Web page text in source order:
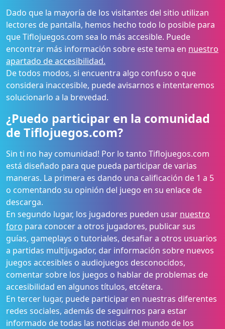
Dado que la mayoría de los visitantes del sitio utilizan
lectores de pantalla, hemos hecho todo lo posible para
que Tiflojuegos.com sea lo más accesible. Puede
encontrar más información sobre este tema en nuestro
apartado de accesibilidad.
De todos modos, si encuentra algo confuso o que
considera inaccesible, puede avisarnos e intentaremos
solucionarlo a la brevedad.
¿Puedo participar en la comunidad
de Tiflojuegos.com?
Sin ti no hay comunidad! Por lo tanto Tiflojuegos.com
está diseñado para que pueda participar de varias
maneras. La primera es dando una calificación de 1 a 5
o comentando su opinión del juego en su enlace de
descarga.
En segundo lugar, los jugadores pueden usar nuestro
foro para conocer a otros jugadores, publicar sus
guías, gameplays o tutoriales, desafiar a otros usuarios
a partidas multijugador, dar información sobre nuevos
juegos accesibles o audiojuegos desconocidos,
comentar sobre los juegos o hablar de problemas de
accesibilidad en algunos títulos, etcétera.
En tercer lugar, puede participar en nuestras diferentes
redes sociales, además de seguirnos para estar
informado de todas las noticias del mundo de los